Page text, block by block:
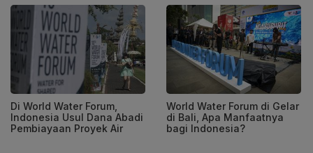
Di World Water Forum,
Indonesia Usul Dana Abadi
Pembiayaan Proyek Air
World Water Forum di Gelar
di Bali, Apa Manfaatnya
bagi Indonesia?